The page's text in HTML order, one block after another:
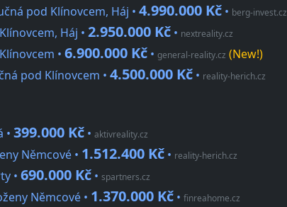
pod Klínovcem, Háj • 4.990.000 Kč • berg-invest.cz
Háj • 2.950.000 Kč • nextreality.cz
• 6.900.000 Kč • general-reality.cz (New!)
pod Klínovcem • 4.500.000 Kč • reality-herich.cz
• 399.000 Kč • aktivreality.cz
Němcové • 1.512.400 Kč • reality-herich.cz
• 690.000 Kč • spartners.cz
Němcové • 1.370.000 Kč • finreahome.cz